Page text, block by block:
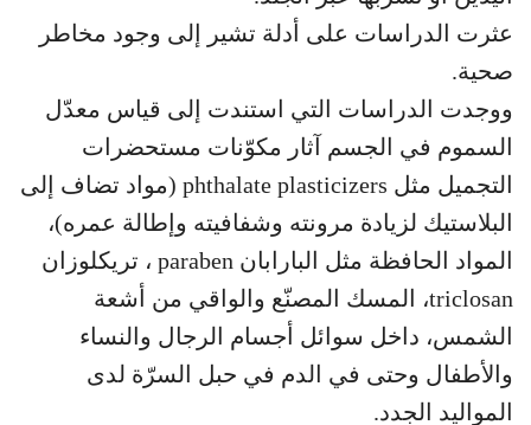
عثرت الدراسات على أدلة تشير إلى وجود مخاطر
صحية.
ووجدت الدراسات التي استندت إلى قياس معدّل
السموم في الجسم آثار مكوّنات مستحضرات
التجميل مثل phthalate plasticizers (مواد تضاف إلى
البلاستيك لزيادة مرونته وشفافيته وإطالة عمره)،
المواد الحافظة مثل البارابان paraben ، تريكلوزان
triclosan، المسك المصنّع والواقي من أشعة
الشمس، داخل سوائل أجسام الرجال والنساء
والأطفال وحتى في الدم في حبل السرّة لدى
المواليد الجدد.